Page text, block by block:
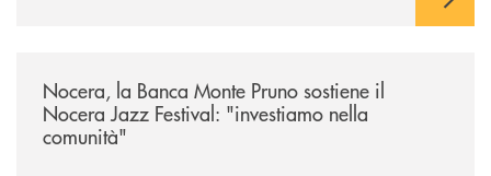
Nocera, la Banca Monte Pruno sostiene il
Nocera Jazz Festival: "investiamo nella
comunità"